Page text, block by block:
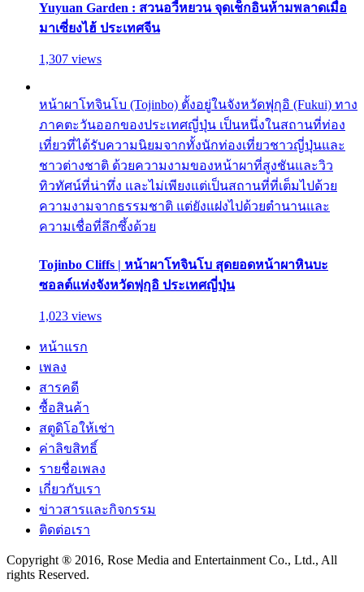
Yuyuan Garden : สวนอวี้หยวน จุดเช็กอินห้ามพลาดเมื่อ
มาเซี่ยงไฮ้ ประเทศจีน
1,307 views
หน้าผาโทจินโบ (Tojinbo) ตั้งอยู่ในจังหวัดฟุกุอิ (Fukui) ทาง
ภาคตะวันออกของประเทศญี่ปุ่น เป็นหนึ่งในสถานที่ท่อง
เที่ยวที่ได้รับความนิยมจากทั้งนักท่องเที่ยวชาวญี่ปุ่นและ
ชาวต่างชาติ ด้วยความงามของหน้าผาที่สูงชันและวิว
ทิวทัศน์ที่น่าทึ่ง และไม่เพียงแต่เป็นสถานที่ที่เต็มไปด้วย
ความงามจากธรรมชาติ แต่ยังแฝงไปด้วยตำนานและ
ความเชื่อที่ลึกซึ้งด้วย
Tojinbo Cliffs | หน้าผาโทจินโบ สุดยอดหน้าผาหินบะ
ซอลต์แห่งจังหวัดฟุกุอิ ประเทศญี่ปุ่น
1,023 views
หน้าแรก
เพลง
สารคดี
ซื้อสินค้า
สตูดิโอให้เช่า
ค่าลิขสิทธิ์
รายชื่อเพลง
เกี่ยวกับเรา
ข่าวสารและกิจกรรม
ติดต่อเรา
Copyright ® 2016, Rose Media and Entertainment Co., Ltd., All
rights Reserved.